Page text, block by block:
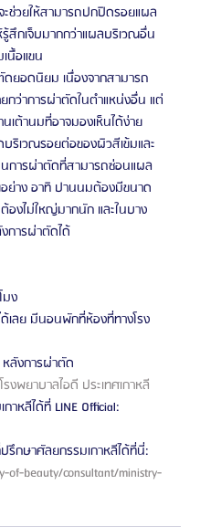
ช่วยให้สามารถปกปิดรอยแผล
สึกเจ็บมากกว่าแผลบริเวณอื่น
นื้อแขน
ดยอดนิยม เนื่องจากสามารถ
กว่าการผ่าตัดในตำแหน่งอื่น แต่
ต้านมที่อาจมองเห็นได้ง่าย
ริเวณรอยต่อของผิวสีเข้มและ
การผ่าตัดที่สามารถซ่อนแผล
ย่าง อาทิ ปานนมต้องมีขนาด
องไม่ใหญ่มากนัก และในบาง
การผ่าตัดได้
ง
เลย มีนอนพักที่ห้องที่ทางโรง
ลังการผ่าตัด
งพยาบาลไอดี ประเทศเกาหลี
หลีได้ที่ LINE Official:
รึกษาศัลยกรรมเกาหลีได้ที่นี่:
of-beauty/consultant/ministry-